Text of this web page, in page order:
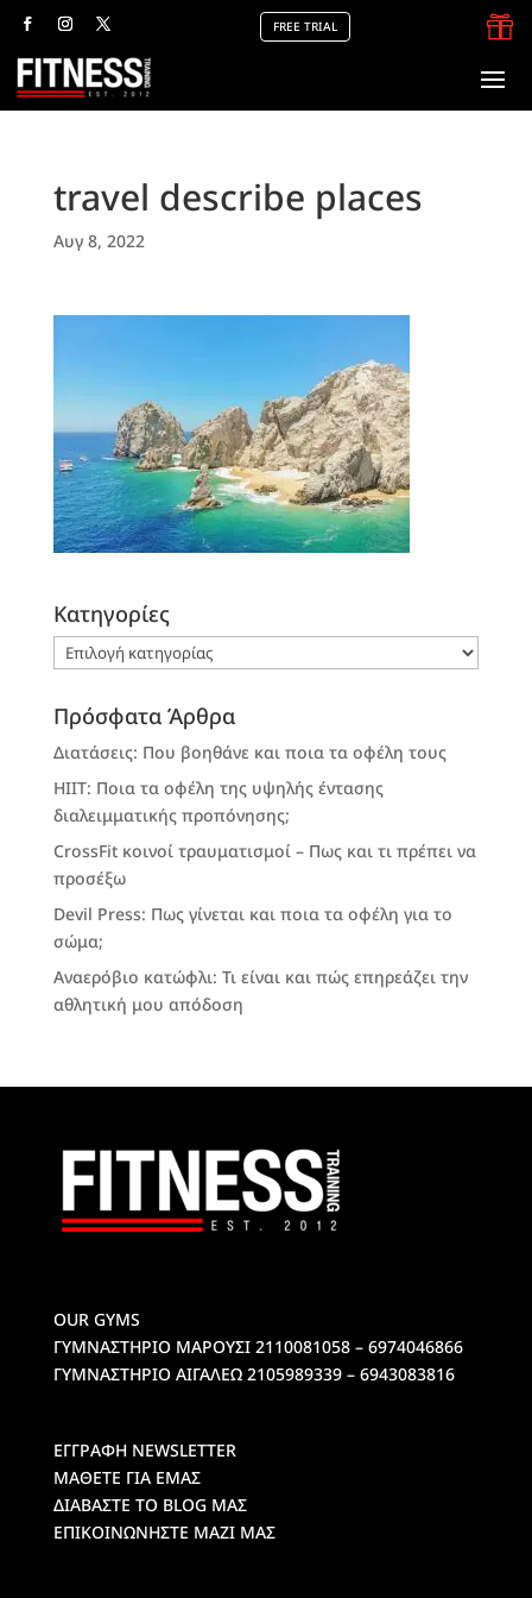
FREE TRIAL 
travel describe places
Αυγ 8, 2022
Kατηγορίες
Kατηγορίες
Πρόσφατα Άρθρα
Διατάσεις: Που βοηθάνε και ποια τα οφέλη τους
HIIT: Ποια τα οφέλη της υψηλής έντασης
διαλειμματικής προπόνησης;
CrossFit κοινοί τραυματισμοί – Πως και τι πρέπει να
προσέξω
Devil Press: Πως γίνεται και ποια τα οφέλη για το
σώμα;
Αναερόβιο κατώφλι: Τι είναι και πώς επηρεάζει την
αθλητική μου απόδοση
OUR GYMS
ΓΥΜΝΑΣΤΗΡΙΟ ΜΑΡΟΥΣΙ2110081058 – 6974046866
ΓΥΜΝΑΣΤΗΡΙΟ ΑΙΓΑΛΕΩ2105989339 – 6943083816
ΕΓΓΡΑΦΗ NEWSLETTER
ΜΑΘΕΤΕ ΓΙΑ ΕΜΑΣ
ΔΙΑΒΑΣΤΕ ΤΟ BLOG ΜΑΣ
ΕΠΙΚΟΙΝΩΝΗΣΤΕ ΜΑΖΙ ΜΑΣ